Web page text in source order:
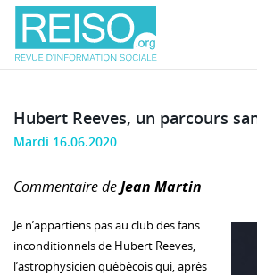
Hubert Reeves, un parcours
Mardi 16.06.2020
Commentaire deJean Martin
Je n’appartiens pas au club des fans
inconditionnels de Hubert Reeves,
l’astrophysicien québécois qui, après